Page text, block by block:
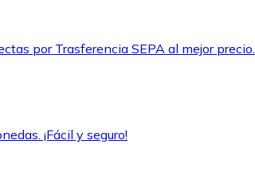
por Trasferencia SEPA al mejor precio.
¡Fácil y seguro!